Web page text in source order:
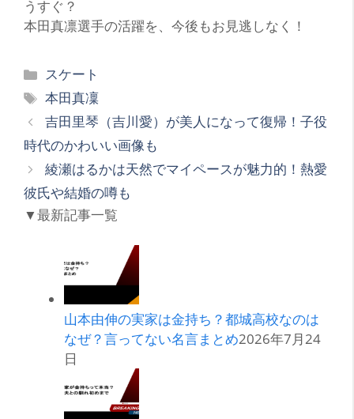
うすぐ？
本田真凛選手の活躍を、今後もお見逃しなく！
カ
テ
ゴ
リ
ー
スケート
タ
グ
本田真凜
吉田里琴（吉川愛）が美人になって復帰！子役
時代のかわいい画像も
綾瀬はるかは天然でマイペースが魅力的！熱愛
彼氏や結婚の噂も
▼最新記事一覧
山本由伸の実家は金持ち？都城高校なのは
なぜ？言ってない名言まとめ2026年7月24
日